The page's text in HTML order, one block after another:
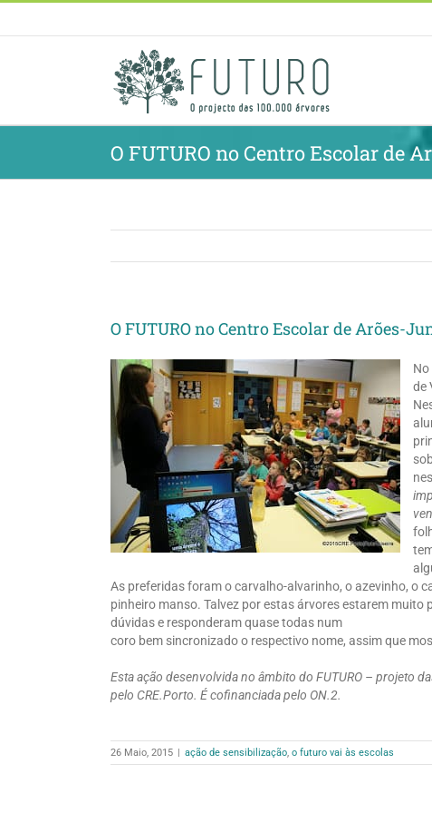
O FUTURO no Centro Escolar de
O FUTURO no Centro Escolar de Arões-
No
de
As preferidas foram o carvalho-alvarinho, o azevinho, o
pinheiro manso. Talvez por estas árvores estarem
dúvidas e responderam quase todas num
coro bem sincronizado o respectivo nome, assim que
Esta ação desenvolvida no âmbito do FUTURO – projeto
pelo CRE.Porto. É cofinanciada pelo ON.2.
26 Maio, 2015 | ação de sensibilização, o futuro vai às escolas